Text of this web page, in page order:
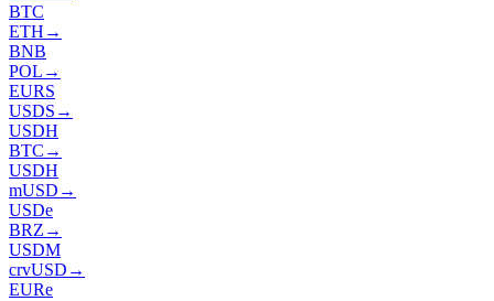
BTC
ETH →
BNB
POL →
EURS
USDS →
USDH
BTC →
USDH
mUSD →
USDe
BRZ →
USDM
crvUSD →
EURe